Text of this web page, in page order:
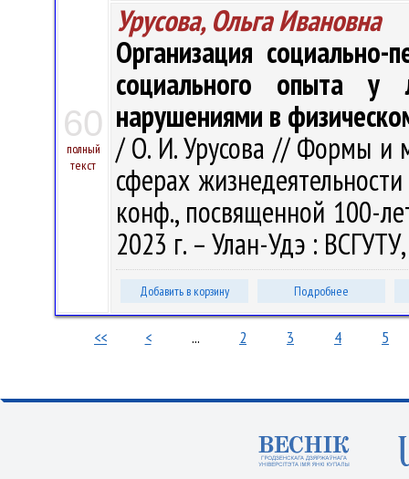
60
полный
текст
Урусова, Ольга Ивановна
Организация социально-
социального опыта у
нарушениями в
/ О. И. Урусова // Формы и
сферах
конф., посвященной 100-
2023 г. – Улан-Удэ :
Добавить в корзину Подробнее
<< < ... 2 3 4 5